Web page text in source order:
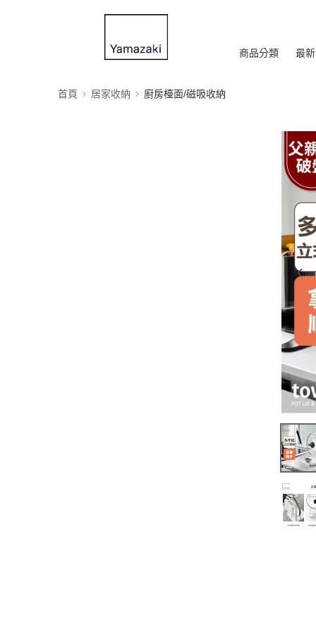
商品分類 最
首頁 居家收納 廚房檯面/磁吸收納